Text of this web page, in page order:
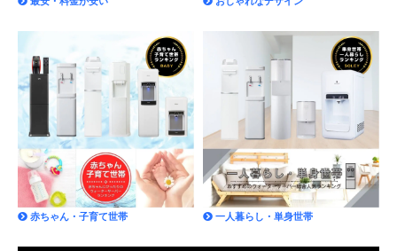
赤ちゃん・子育て世帯 一人暮らし・単身世帯